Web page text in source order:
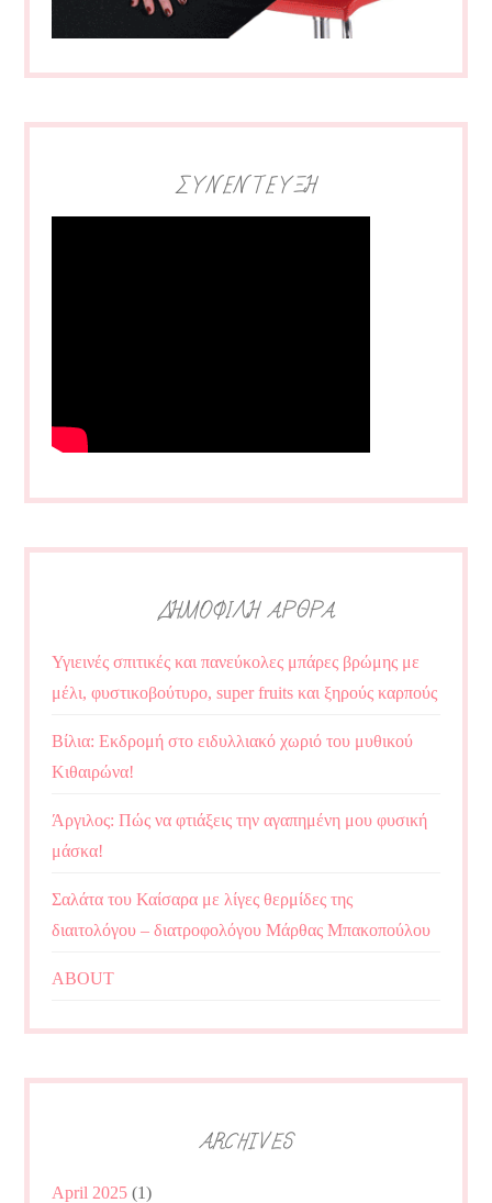
ΣΥΝΕΝΤΕΥΞΗ
ΔΗΜΟΦΙΛΗ ΑΡΘΡΑ
Υγιεινές σπιτικές και πανεύκολες μπάρες βρώμης με
μέλι, φυστικοβούτυρο, super fruits και ξηρούς καρπούς
Βίλια: Εκδρομή στο ειδυλλιακό χωριό του μυθικού
Κιθαιρώνα!
Άργιλος: Πώς να φτιάξεις την αγαπημένη μου φυσική
μάσκα!
Σαλάτα του Καίσαρα με λίγες θερμίδες της
διαιτολόγου – διατροφολόγου Μάρθας Μπακοπούλου
ABOUT
ARCHIVES
April 2025 (1)